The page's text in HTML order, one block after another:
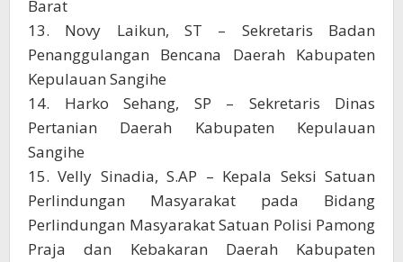
Barat
13. Novy Laikun, ST – Sekretaris Badan
Penanggulangan Bencana Daerah Kabupaten
Kepulauan Sangihe
14. Harko Sehang, SP – Sekretaris Dinas
Pertanian Daerah Kabupaten Kepulauan
Sangihe
15. Velly Sinadia, S.AP – Kepala Seksi Satuan
Perlindungan Masyarakat pada Bidang
Perlindungan Masyarakat Satuan Polisi Pamong
Praja dan Kebakaran Daerah Kabupaten